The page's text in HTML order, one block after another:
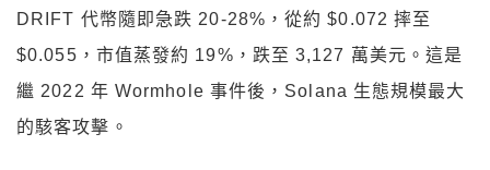
DRIFT 代幣隨即急跌 20-28%，從約 $0.072 摔至
$0.055，市值蒸發約 19%，跌至 3,127 萬美元。這是
繼 2022 年 Wormhole 事件後，Solana 生態規模最大
的駭客攻擊。